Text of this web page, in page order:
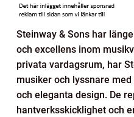
Steinway & Sons har
och excellens inom
privata vardagsrum, har
musiker och lyssnare
och eleganta design. De
hantverksskicklighet och